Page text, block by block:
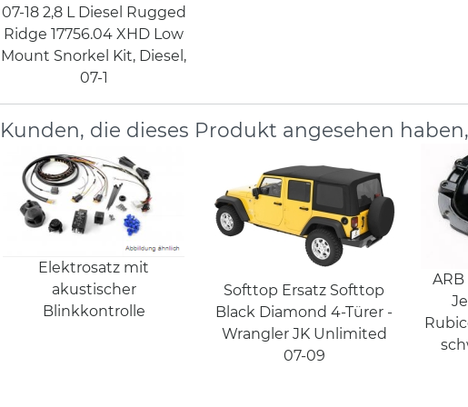
07-18 2,8 L Diesel Rugged
Ridge 17756.04 XHD Low
Mount Snorkel Kit, Diesel,
07-1
Kunden, die dieses Produkt angesehen
Elektrosatz mit
akustischer
Blinkkontrolle
Softtop Ersatz Softtop
Black Diamond 4-Türer -
Wrangler JK Unlimited
07-09